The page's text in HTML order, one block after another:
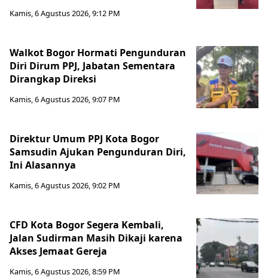
Kamis, 6 Agustus 2026, 9:12 PM
Walkot Bogor Hormati Pengunduran
Diri Dirum PPJ, Jabatan Sementara
Dirangkap Direksi
Kamis, 6 Agustus 2026, 9:07 PM
Direktur Umum PPJ Kota Bogor
Samsudin Ajukan Pengunduran Diri,
Ini Alasannya
Kamis, 6 Agustus 2026, 9:02 PM
CFD Kota Bogor Segera Kembali,
Jalan Sudirman Masih Dikaji karena
Akses Jemaat Gereja
Kamis, 6 Agustus 2026, 8:59 PM